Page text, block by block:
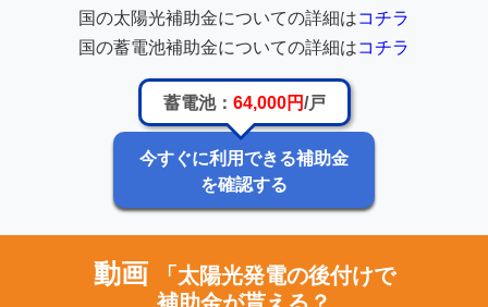
国の太陽光補助金についての詳細はコチラ
国の蓄電池補助金についての詳細はコチラ
蓄電池： 64,000円/戸
今すぐに利用できる補助金
を確認する
動画
「太陽光発電の後付けで